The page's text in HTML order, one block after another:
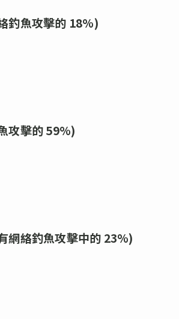
釣魚攻擊的 18%)
攻擊的 59%)
網絡釣魚攻擊中的 23%)